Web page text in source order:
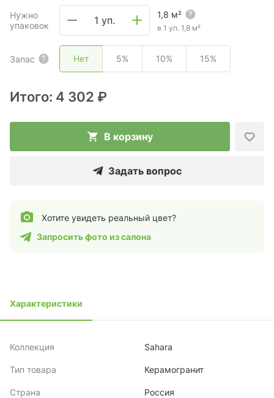
Нужно
упаковок
1 уп. 1,8 м²
в 1 уп. 1,8 м²
Запас Нет 5% 10% 15%
Итого: 4 302 ₽
В корзину
Задать вопрос
Хотите увидеть реальный цвет?
Запросить фото из салона
Характеристики
Коллекция Sahara
Тип товара Керамогранит
Страна Россия